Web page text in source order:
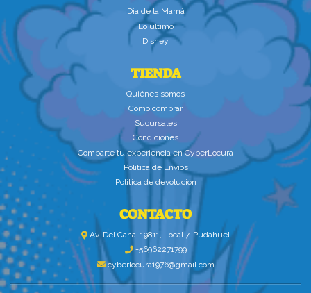
Dìa de la Mamà
Lo último
Disney
TIENDA
Quiénes somos
Cómo comprar
Sucursales
Condiciones
Comparte tu experiencia en CyberLocura
Política de Envíos
Política de devolución
CONTACTO
Av. Del Canal 19811, Local 7, Pudahuel
+56962271799
cyberlocura1976@gmail.com